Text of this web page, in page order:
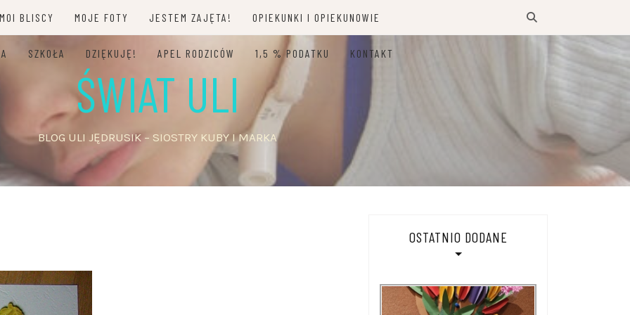
MOI BLISCY MOJE FOTY JESTEM ZAJĘTA! OPIEKUNKI I OPIEKUNOWIE
SZKOŁA DZIĘKUJĘ! APEL RODZICÓW 1,5 % PODATKU KONTAKT
ŚWIAT ULI
BLOG ULI JĘDRUSIK – SIOSTRY KUBY I MARKA
OSTATNIO DODANE